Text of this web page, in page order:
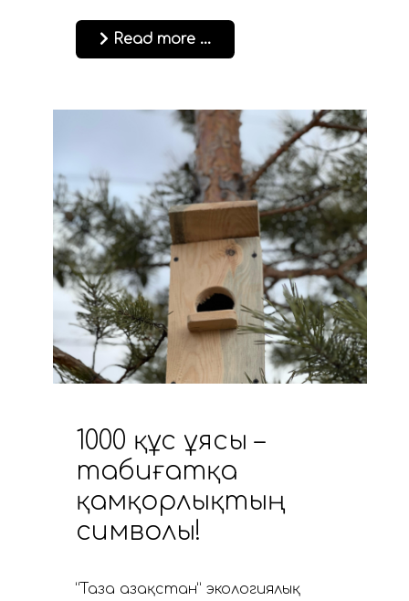
Read more …
1000 құс ұясы –
табиғатқа
қамқорлықтың
символы!
“Таза Қазақстан” экологиялық